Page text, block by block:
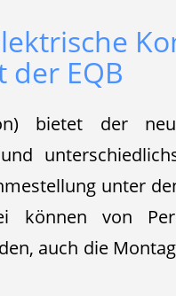
der EQB
bietet der
unter
können von
auch die